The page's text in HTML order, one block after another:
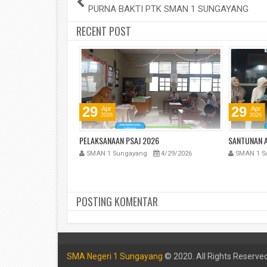
PURNA BAKTI PTK SMAN 1 SUNGAYANG
RECENT POST
29 Apr
2026
PELAKSANAAN PSAJ 2026
SMAN 1 Sungayang 4/29/2026
29 Apr
2026
SANTUNAN
SMAN 1
POSTING KOMENTAR
SMA Negeri 1 Sungayang © 2020. All Rights